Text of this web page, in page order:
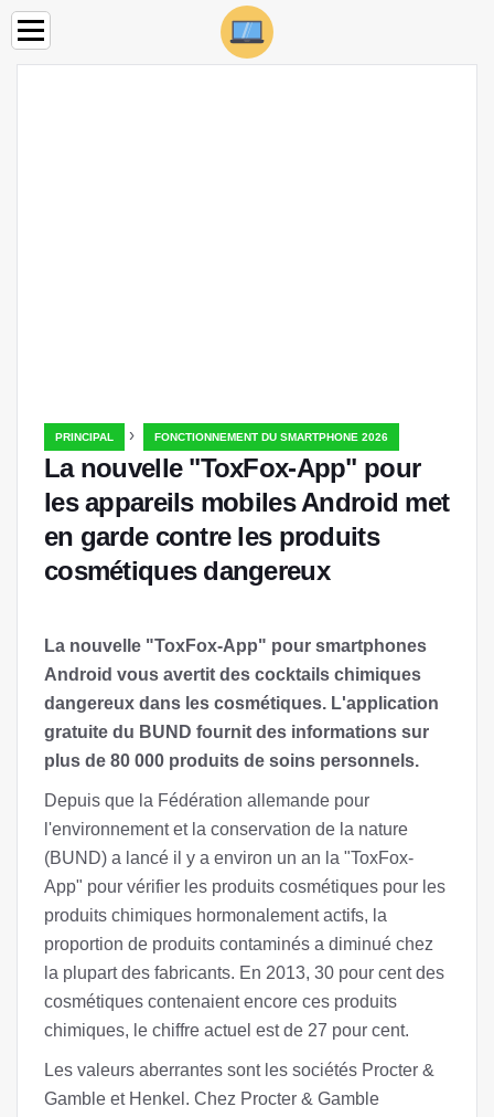
PRINCIPAL › FONCTIONNEMENT DU SMARTPHONE 2026
La nouvelle "ToxFox-App" pour
les appareils mobiles Android met
en garde contre les produits
cosmétiques dangereux
La nouvelle "ToxFox-App" pour smartphones
Android vous avertit des cocktails chimiques
dangereux dans les cosmétiques. L'application
gratuite du BUND fournit des informations sur
plus de 80 000 produits de soins personnels.
Depuis que la Fédération allemande pour
l'environnement et la conservation de la nature
(BUND) a lancé il y a environ un an la "ToxFox-
App" pour vérifier les produits cosmétiques pour les
produits chimiques hormonalement actifs, la
proportion de produits contaminés a diminué chez
la plupart des fabricants. En 2013, 30 pour cent des
cosmétiques contenaient encore ces produits
chimiques, le chiffre actuel est de 27 pour cent.
Les valeurs aberrantes sont les sociétés Procter &
Gamble et Henkel. Chez Procter & Gamble